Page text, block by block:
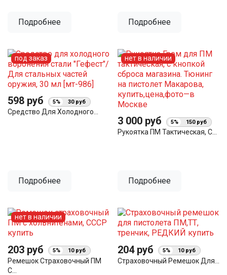
Подробнее Подробнее
598 руб 5% 30 руб
Средство Для Холодного...
Подробнее
под заказ
3 000 руб 5% 150 руб
Рукоятка ПМ Тактическая, С...
Подробнее
нет в наличии
203 руб 5% 10 руб
Ремешок Страховочный ПМ
С...
нет в наличии
204 руб 5% 10 руб
Страховочный Ремешок Для...